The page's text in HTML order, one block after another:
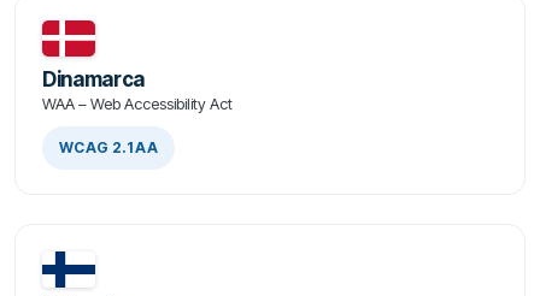
Dinamarca
WAA – Web Accessibility Act
WCAG 2.1 AA